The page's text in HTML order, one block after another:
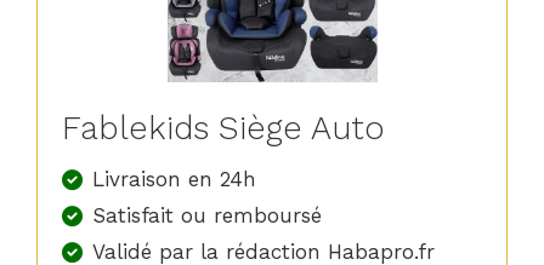
Fablekids Siège Auto
Livraison en 24h
Satisfait ou remboursé
Validé par la rédaction Habapro.fr